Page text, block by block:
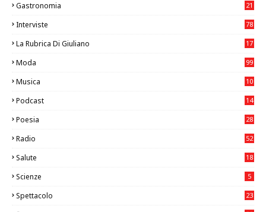
Gastronomia
21
Interviste 78
La Rubrica Di Giuliano
17
Moda 99
Musica
10
Podcast 14
Poesia 28
Radio 52
Salute
18
Scienze 5
Spettacolo 23